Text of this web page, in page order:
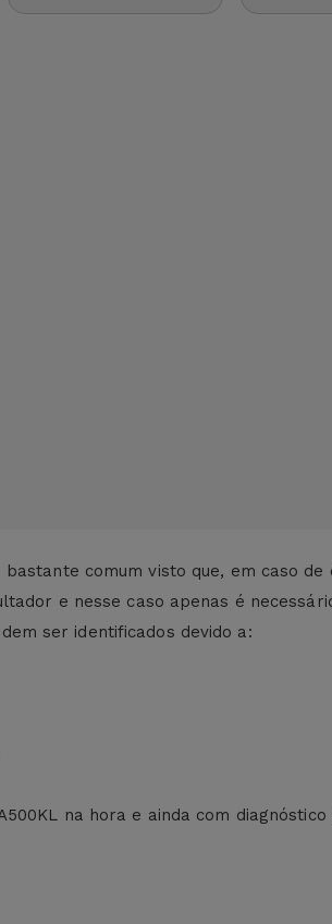
bastante comum visto que, em caso
e nesse caso apenas é
ser identificados devido a:
na hora e ainda com